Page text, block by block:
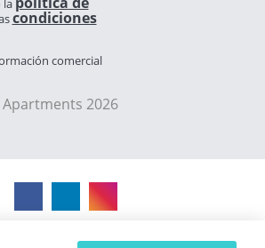
la
condiciones
comercial
2026